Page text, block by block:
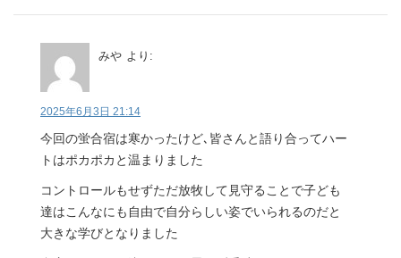
みや より:
2025年6月3日 21:14
今回の蛍合宿は寒かったけど､皆さんと語り合ってハー
トはポカポカと温まりました
コントロールもせずただ放牧して見守ることで子ども
達はこんなにも自由で自分らしい姿でいられるのだと
大きな学びとなりました